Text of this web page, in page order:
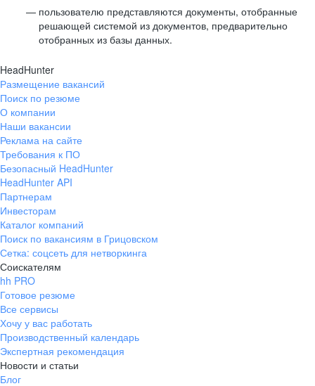
пользователю представляются документы, отобранные
решающей системой из документов, предварительно
отобранных из базы данных.
HeadHunter
Размещение вакансий
Поиск по резюме
О компании
Наши вакансии
Реклама на сайте
Требования к ПО
Безопасный HeadHunter
HeadHunter API
Партнерам
Инвесторам
Каталог компаний
Поиск по вакансиям в Грицовском
Сетка: соцсеть для нетворкинга
Соискателям
hh PRO
Готовое резюме
Все сервисы
Хочу у вас работать
Производственный календарь
Экспертная рекомендация
Новости и статьи
Блог